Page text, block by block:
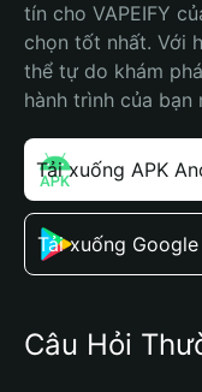
tín cho VAPEIFY
chọn tốt nhất. Với
thể tự do khám
hành trình của bạn
Tải xuống APK
Tải xuống
Câu Hỏi